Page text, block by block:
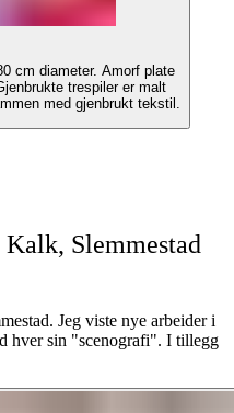
cm diameter. Amorf plate
trespiler er malt
med gjenbrukt tekstil.
Kalk, Slemmestad
Jeg viste nye arbeider i
hver sin "scenografi". I tillegg